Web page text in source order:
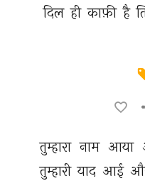
दिल ही काफ़ी है
तुम्हारा नाम आया
तुम्हारी याद आई